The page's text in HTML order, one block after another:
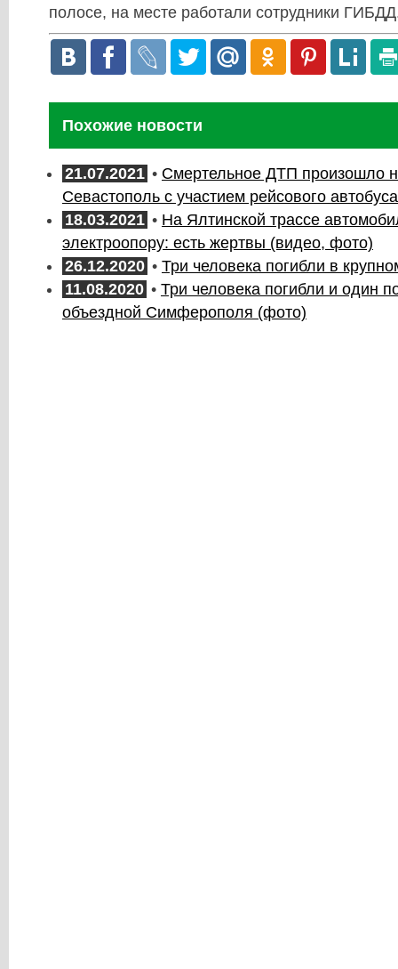
полосе, на месте работали сотрудники
Похожие новости
21.07.2021 • Смертельное ДТП произошло
Севастополь с участием рейсового автобуса
18.03.2021 • На Ялтинской трассе
электроопору: есть жертвы (видео, фото)
26.12.2020 • Три человека погибли в
11.08.2020 • Три человека погибли и один
объездной Симферополя (фото)